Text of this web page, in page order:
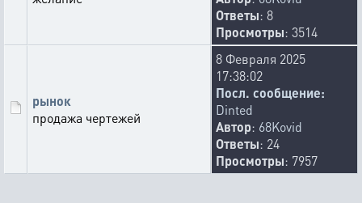
Ответы: 8
Просмотры: 3514
рынок
продажа чертежей
8 Февраля 2025
17:38:02
Посл. сообщение:
Dinted
Автор: 68Kovid
Ответы: 24
Просмотры: 7957